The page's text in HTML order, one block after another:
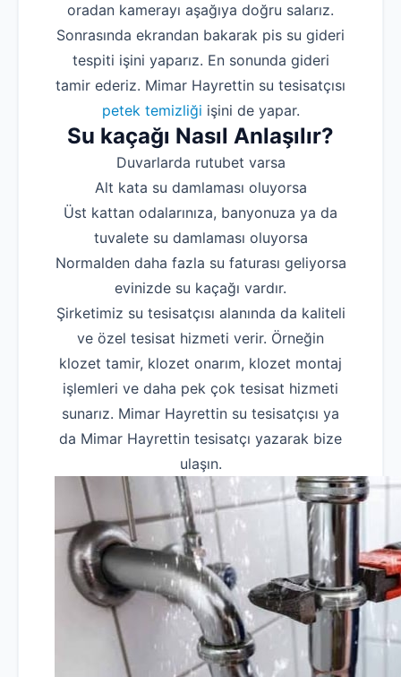
oradan kamerayı aşağıya doğru salarız.
Sonrasında ekrandan bakarak pis su gideri
tespiti işini yaparız. En sonunda gideri
tamir ederiz. Mimar Hayrettin su tesisatçısı
petek temizliği işini de yapar.
Su kaçağı Nasıl Anlaşılır?
Duvarlarda rutubet varsa
Alt kata su damlaması oluyorsa
Üst kattan odalarınıza, banyonuza ya da
tuvalete su damlaması oluyorsa
Normalden daha fazla su faturası geliyorsa
evinizde su kaçağı vardır.
Şirketimiz su tesisatçısı alanında da kaliteli
ve özel tesisat hizmeti verir. Örneğin
klozet tamir, klozet onarım, klozet montaj
işlemleri ve daha pek çok tesisat hizmeti
sunarız. Mimar Hayrettin su tesisatçısı ya
da Mimar Hayrettin tesisatçı yazarak bize
ulaşın.